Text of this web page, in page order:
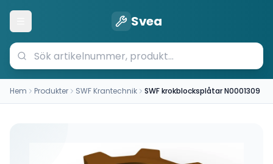
Öppna meny Svea
Hem Produkter SWF Krantechnik SWF krokblocksplåtar N0001309